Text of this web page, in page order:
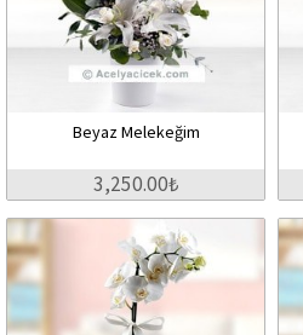
Beyaz Melekeğim
3,250.00₺